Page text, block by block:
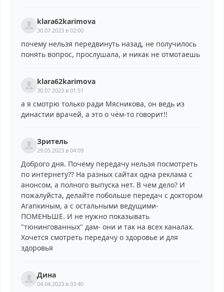
klara62karimova
30.07.2023 в 02:00
почему нельзя передвинуть назад, не получилось
понять вопрос, прослушала, и никак не отмотаешь
klara62karimova
30.07.2023 в 01:51
а я смотрю только ради Мясникова, он ведь из
династии врачей, а это о чём-то говорит!!
Зритель
29.05.2023 в 04:09
Доброго дня. Почему передачу нельзя посмотреть
по интернету?? На разных сайтах одна реклама с
анонсом, а полного выпуска нет. В чем дело? И
пожалуйста, делайте побольше передач с доктором
Агапкиным, а с остальными ведущими-
ПОМЕНЬШЕ. И не нужно показывать
"тюнингованных" дам- они и так на всех каналах.
Хочется смотреть передачу о здоровье и для
здоровья
Дина
04.04.2023 в 03:40